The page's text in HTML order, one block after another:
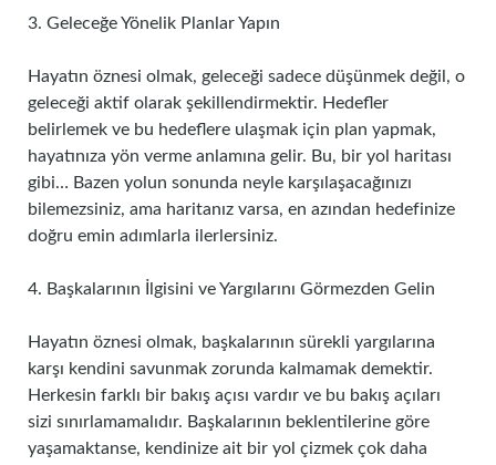
3. Geleceğe Yönelik Planlar Yapın
Hayatın öznesi olmak, geleceği sadece düşünmek değil, o
geleceği aktif olarak şekillendirmektir. Hedefler
belirlemek ve bu hedeflere ulaşmak için plan yapmak,
hayatınıza yön verme anlamına gelir. Bu, bir yol haritası
gibi… Bazen yolun sonunda neyle karşılaşacağınızı
bilemezsiniz, ama haritanız varsa, en azından hedefinize
doğru emin adımlarla ilerlersiniz.
4. Başkalarının İlgisini ve Yargılarını Görmezden Gelin
Hayatın öznesi olmak, başkalarının sürekli yargılarına
karşı kendini savunmak zorunda kalmamak demektir.
Herkesin farklı bir bakış açısı vardır ve bu bakış açıları
sizi sınırlamamalıdır. Başkalarının beklentilerine göre
yaşamaktanse, kendinize ait bir yol çizmek çok daha